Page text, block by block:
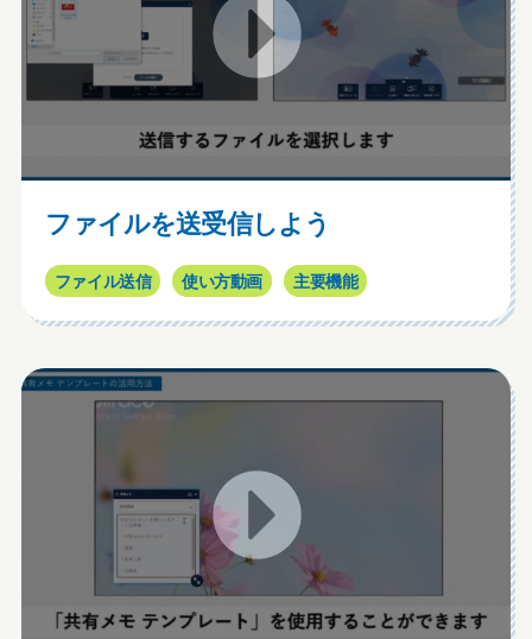
ファイルを送受信しよう
ファイル送信 使い方動画 主要機能